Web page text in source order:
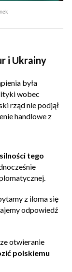
i Ukrainy
była
wobec
rząd nie podjął
handlowe z
tego
z iloma się
odpowiedź
otwieranie
polskiemu